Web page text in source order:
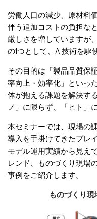
労働人口の減少、原材料
伴う追加コストの負担な
厳しさを増していますが
の1つとして、 AI技術を駆
その目的は「製品品質保
率向上・効率化」といっ
体が抱える課題を解決す
ノ」に限らず、「ヒト」
本セミナーでは、現場の
導入を手掛けてきたブレ
モデル運用実績から見え
レンド、ものづくり現場
事例をご紹介します。
ものづくり